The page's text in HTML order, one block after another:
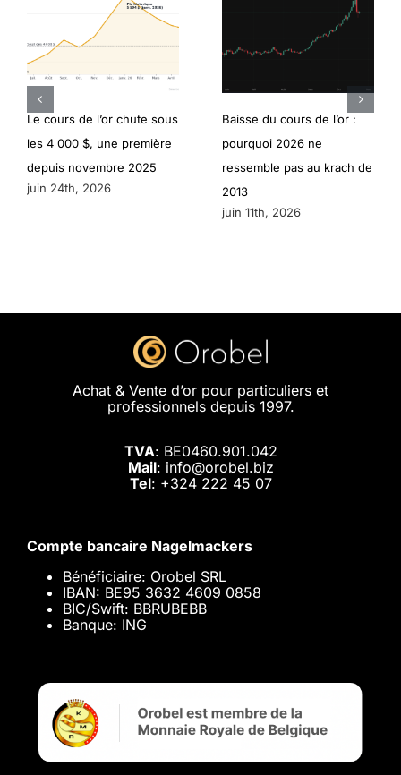
Le cours de l’or chute sous
les 4 000 $, une première
depuis novembre 2025
juin 24th, 2026
Baisse du cours de l’or :
pourquoi 2026 ne
ressemble pas au krach de
2013
juin 11th, 2026
Achat & Vente d’or pour particuliers et
professionnels depuis 1997.
TVA: BE0460.901.042
Mail: info@orobel.biz
Tel: +324 222 45 07
Compte bancaire Nagelmackers
Bénéficiaire: Orobel SRL
IBAN: BE95 3632 4609 0858
BIC/Swift: BBRUBEBB
Banque: ING